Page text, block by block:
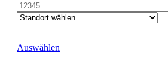
Auswählen